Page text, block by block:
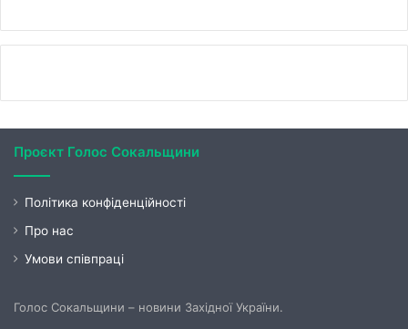
Проєкт Голос Сокальщини
Політика конфіденційності
Про нас
Умови співпраці
Голос Сокальщини – новини Західної України.